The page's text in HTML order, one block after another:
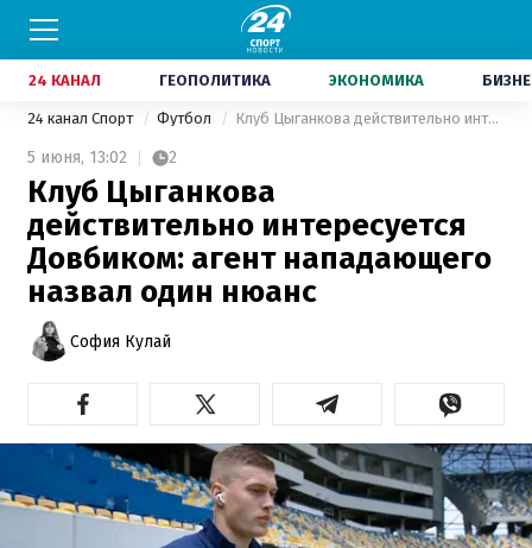
24 КАНАЛ ГЕОПОЛИТИКА ЭКОНОМИКА
24 канал Спорт Футбол Клуб Цыганкова действительно интересуется Довбиком: агент нападающего назвал один нюанс
5 июня, 13:02 2
Клуб Цыганкова
действительно интересуется
Довбиком: агент нападающего
назвал один нюанс
София Кулай